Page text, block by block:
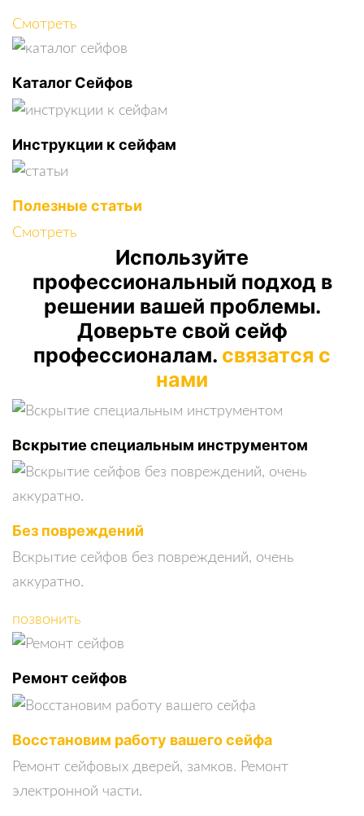
Смотреть
Каталог Сейфов
Инструкции к сейфам
Полезные статьи
Смотреть
Используйте
профессиональный подход в
решении вашей проблемы.
Доверьте свой сейф
профессионалам. связатся с
нами
Вскрытие специальным инструментом
Без повреждений
Вскрытие сейфов без повреждений, очень
аккуратно.
позвонить
Ремонт сейфов
Восстановим работу вашего сейфа
Ремонт сейфовых дверей, замков. Ремонт
электронной части.